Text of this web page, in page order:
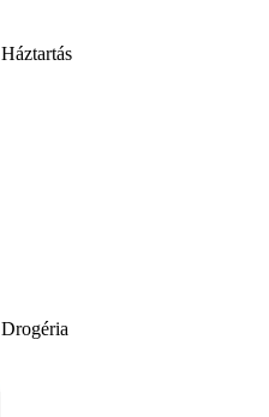
Háztartás
Drogéria